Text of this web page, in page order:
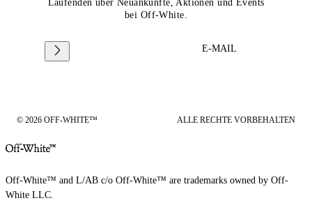
Laufenden über Neuankünfte, Aktionen und Events
bei Off-White.
E-MAIL
© 2026 OFF-WHITE™ ALLE RECHTE VORBEHALTEN
Off-White™ and L/AB c/o Off-White™ are trademarks owned by Off-
White LLC.